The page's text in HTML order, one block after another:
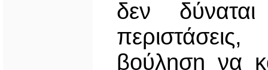
δεν
βούληση να